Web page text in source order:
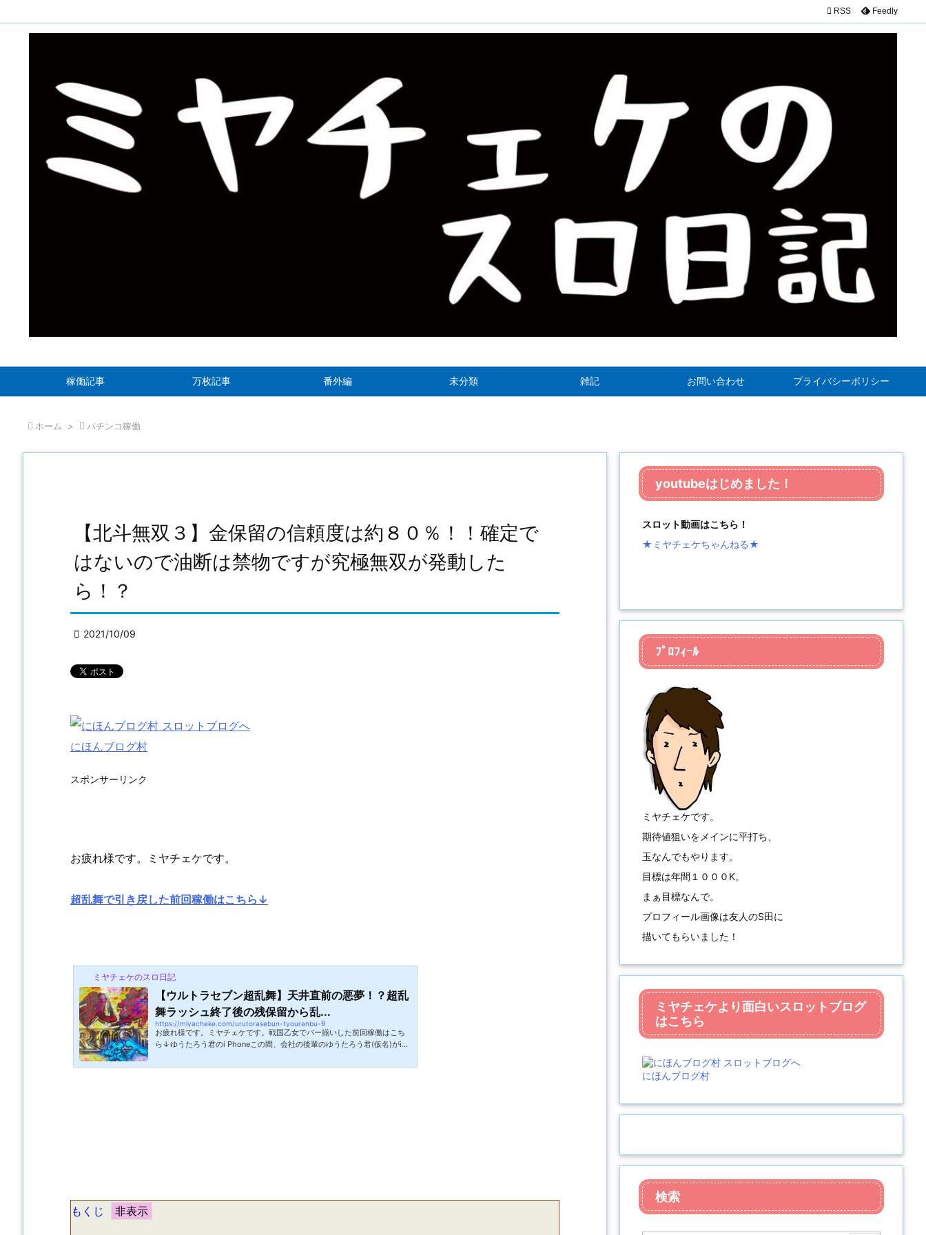
稼働記事 万枚記事 番外編 未分類 雑記 お問い合わせ プライバシーポリシー
 RSS Feedly
 ホーム >  パチンコ稼働
【北斗無双３】金保留の信頼度は約８０％！！確定で
はないので油断は禁物ですが究極無双が発動した
ら！？
 2021/10/09
にほんブログ村
スポンサーリンク
お疲れ様です。ミヤチェケです。
超乱舞で引き戻した前回稼働はこちら↓
ミヤチェケのスロ日記
【ウルトラセブン超乱舞】天井直前の悪夢！？超乱
舞ラッシュ終了後の残保留から乱...
https://miyacheke.com/urutorasebun-tyouranbu-9
お疲れ様です。ミヤチェケです。戦国乙女でバー揃いした前回稼働はこち
ら↓ゆうたろう君のi Phoneこの間、会社の後輩のゆうたろう君(仮名)がiPh
った際に海にiPhoneを落としてしまったとの事。その日は会社の同僚の内
もくじ
youtubeはじめました！
スロット動画はこちら！
★ミヤチェケちゃんねる★
ﾌﾟﾛﾌｨｰﾙ
ミヤチェケです。
期待値狙いをメインに平打ち、
玉なんでもやります。
目標は年間１０００K。
まぁ目標なんで。
プロフィール画像は友人のS田に
描いてもらいました！
ミヤチェケより面白いスロットブログ
はこちら
にほんブログ村
検索